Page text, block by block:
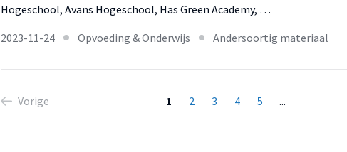
Hogeschool, Avans Hogeschool, Has Green Academy, …
2023-11-24
Opvoeding & Onderwijs Andersoortig materiaal
Vorige 1 2 3 4 5 ...